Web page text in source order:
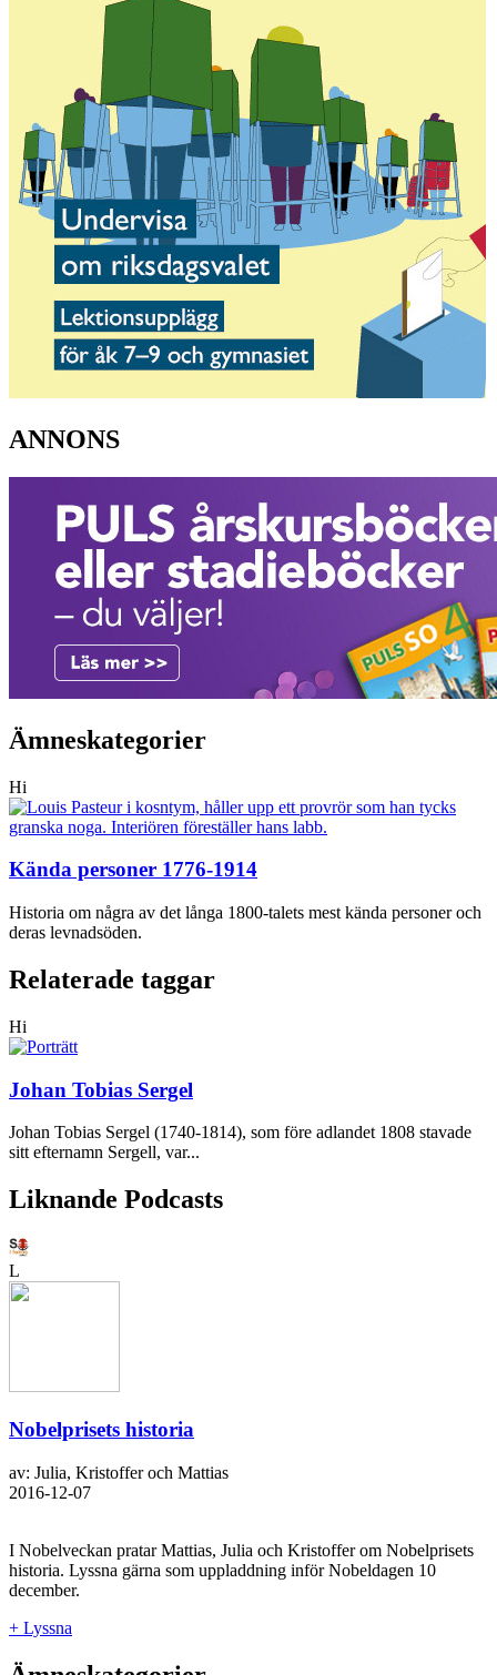
ANNONS
Ämneskategorier
Hi
Kända personer 1776-1914
Historia om några av det långa 1800-talets mest kända personer och
deras levnadsöden.
Relaterade taggar
Hi
Johan Tobias Sergel
Johan Tobias Sergel (1740-1814), som före adlandet 1808 stavade
sitt efternamn Sergell, var...
Liknande Podcasts
L
Nobelprisets historia
av: Julia, Kristoffer och Mattias
2016-12-07
I Nobelveckan pratar Mattias, Julia och Kristoffer om Nobelprisets
historia. Lyssna gärna som uppladdning inför Nobeldagen 10
december.
+ Lyssna